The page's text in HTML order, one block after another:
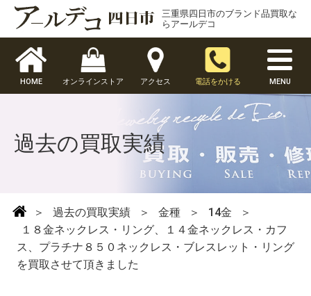
三重県四日市のブランド品買取な
らアールデコ
HOME オンラインストア アクセス 電話をかける MENU
過去の買取実績
＞ 過去の買取実績 ＞ 金種 ＞ 14金
＞
１８金ネックレス・リング、１４金ネックレス・カフ
ス、プラチナ８５０ネックレス・ブレスレット・リング
を買取させて頂きました